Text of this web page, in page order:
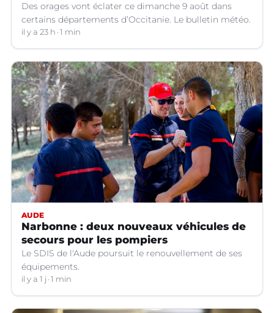
Des orages vont éclater ce dimanche 9 août dans
certains départements d’Occitanie. Le bulletin météo.
il y a 23 h 1 min
AUDE
Narbonne : deux nouveaux véhicules de
secours pour les pompiers
Le SDIS de l'Aude poursuit le renouvellement de ses
équipements.
il y a 1 j 1 min